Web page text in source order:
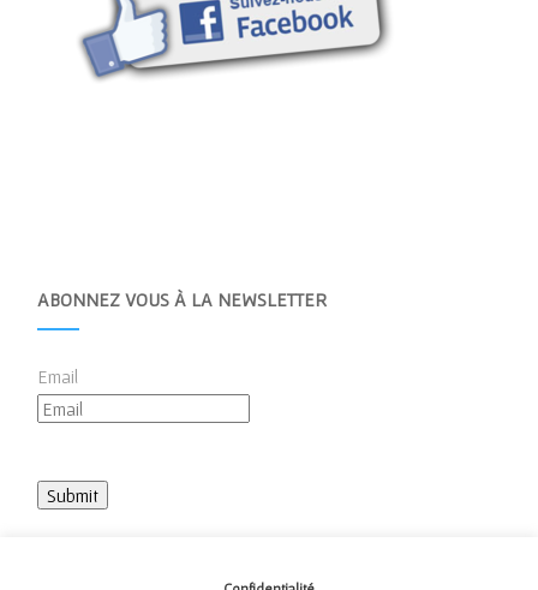
ABONNEZ VOUS À LA NEWSLETTER
Email